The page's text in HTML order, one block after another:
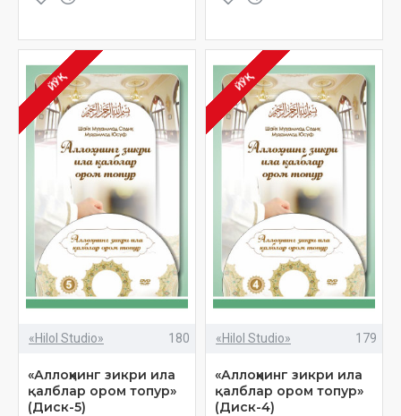
ЙЎҚ
«Hilol Studio» 180
«Аллоҳнинг зикри ила
қалблар ором топур»
(Диск-5)
ЙЎҚ
«Hilol Studio» 179
«Аллоҳнинг зикри ила
қалблар ором топур»
(Диск-4)